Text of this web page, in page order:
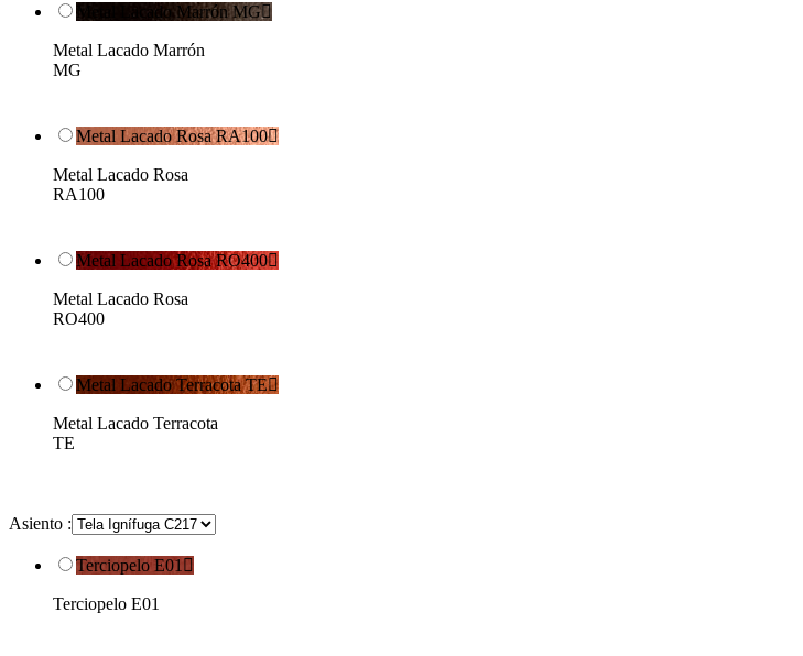
Metal Lacado Marrón MG
Metal Lacado Marrón
MG
Metal Lacado Rosa RA100
Metal Lacado Rosa
RA100
Metal Lacado Rosa RO400
Metal Lacado Rosa
RO400
Metal Lacado Terracota TE
Metal Lacado Terracota
TE
Asiento :
Terciopelo E01 
Terciopelo E01